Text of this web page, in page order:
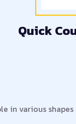
Quick
in various